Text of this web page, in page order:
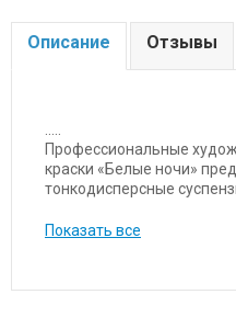
Описание Отзывы
Профессиональные
краски «Белые ночи»
тонкодисперсные
водный раствор
обладает увеличенной
Показать все